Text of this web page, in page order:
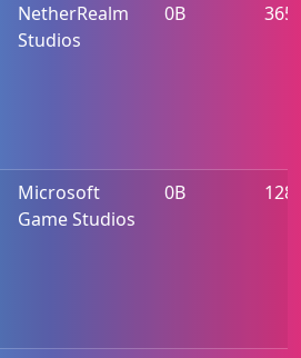
NetherRealm
Studios
0B
Microsoft
Game Studios
0B